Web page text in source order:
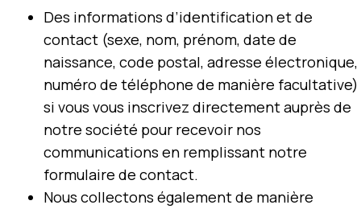
Des informations d’identification et de
contact (sexe, nom, prénom, date de
naissance, code postal, adresse électronique,
numéro de téléphone de manière facultative)
si vous vous inscrivez directement auprès de
notre société pour recevoir nos
communications en remplissant notre
formulaire de contact.
Nous collectons également de manière